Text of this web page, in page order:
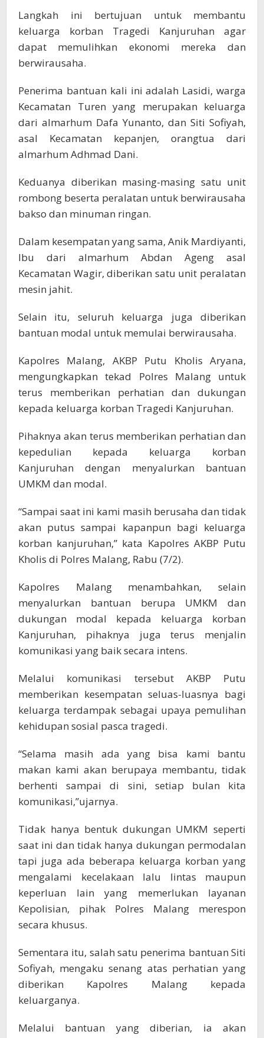
Langkah ini bertujuan untuk membantu
keluarga korban Tragedi Kanjuruhan agar
dapat memulihkan ekonomi mereka dan
berwirausaha.
Penerima bantuan kali ini adalah Lasidi, warga
Kecamatan Turen yang merupakan keluarga
dari almarhum Dafa Yunanto, dan Siti Sofiyah,
asal Kecamatan kepanjen, orangtua dari
almarhum Adhmad Dani.
Keduanya diberikan masing-masing satu unit
rombong beserta peralatan untuk berwirausaha
bakso dan minuman ringan.
Dalam kesempatan yang sama, Anik Mardiyanti,
Ibu dari almarhum Abdan Ageng asal
Kecamatan Wagir, diberikan satu unit peralatan
mesin jahit.
Selain itu, seluruh keluarga juga diberikan
bantuan modal untuk memulai berwirausaha.
Kapolres Malang, AKBP Putu Kholis Aryana,
mengungkapkan tekad Polres Malang untuk
terus memberikan perhatian dan dukungan
kepada keluarga korban Tragedi Kanjuruhan.
Pihaknya akan terus memberikan perhatian dan
kepedulian kepada keluarga korban
Kanjuruhan dengan menyalurkan bantuan
UMKM dan modal.
“Sampai saat ini kami masih berusaha dan tidak
akan putus sampai kapanpun bagi keluarga
korban kanjuruhan,” kata Kapolres AKBP Putu
Kholis di Polres Malang, Rabu (7/2).
Kapolres Malang menambahkan, selain
menyalurkan bantuan berupa UMKM dan
dukungan modal kepada keluarga korban
Kanjuruhan, pihaknya juga terus menjalin
komunikasi yang baik secara intens.
Melalui komunikasi tersebut AKBP Putu
memberikan kesempatan seluas-luasnya bagi
keluarga terdampak sebagai upaya pemulihan
kehidupan sosial pasca tragedi.
“Selama masih ada yang bisa kami bantu
makan kami akan berupaya membantu, tidak
berhenti sampai di sini, setiap bulan kita
komunikasi,”ujarnya.
Tidak hanya bentuk dukungan UMKM seperti
saat ini dan tidak hanya dukungan permodalan
tapi juga ada beberapa keluarga korban yang
mengalami kecelakaan lalu lintas maupun
keperluan lain yang memerlukan layanan
Kepolisian, pihak Polres Malang merespon
secara khusus.
Sementara itu, salah satu penerima bantuan Siti
Sofiyah, mengaku senang atas perhatian yang
diberikan Kapolres Malang kepada
keluarganya.
Melalui bantuan yang diberian, ia akan